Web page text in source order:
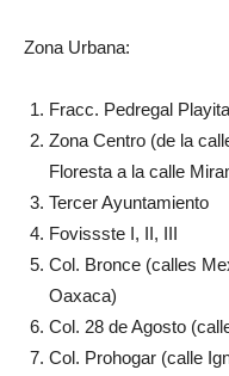
Zona Urbana:
Fracc. Pedregal
Zona Centro (de la
Floresta a la calle
Tercer Ayuntamiento
Fovissste I, II, III
Col. Bronce (calles
Oaxaca)
Col. 28 de Agosto
Col. Prohogar (calle